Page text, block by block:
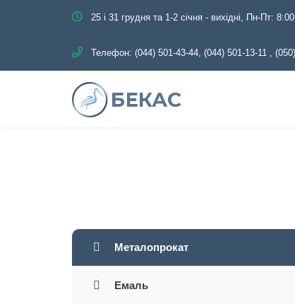
25 і 31 грудня та 1-2 січня - вихідні, Пн-Пт:
Телефон: (044) 501-43-44, (044) 501-13-11 ,
Металопрокат
Емаль